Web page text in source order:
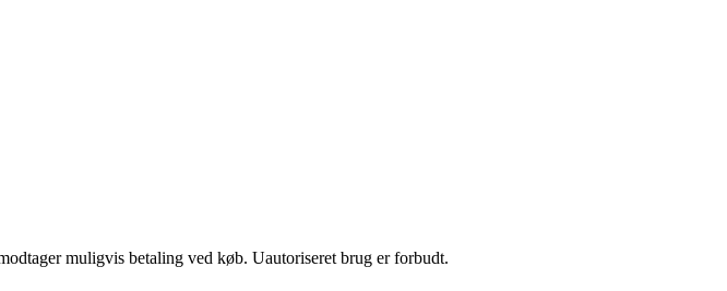
muligvis betaling ved køb. Uautoriseret brug er forbudt.